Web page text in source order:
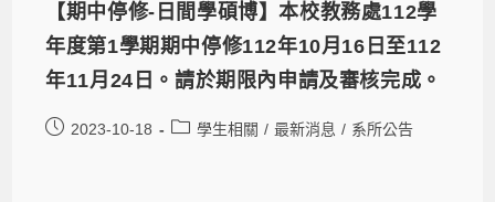
【期中停修-日間學碩博】本校教務處112學
年度第1學期期中停修112年10月16日至112
年11月24日。請於期限內申請及審核完成。
2023-10-18 學生相關 / 最新消息 / 系所公告